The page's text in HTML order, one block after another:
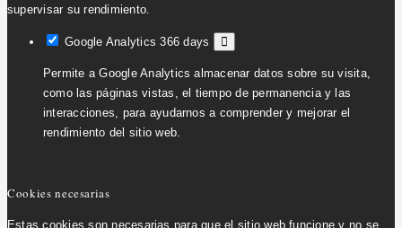
supervisar su rendimiento.
Google Analytics366 days
Permite a Google Analytics almacenar datos sobre su visita,
como las páginas vistas, el tiempo de permanencia y las
interacciones, para ayudarnos a comprender y mejorar el
rendimiento del sitio web.
Cookies necesarias
Estas cookies son necesarias para que el sitio web funcione y no se